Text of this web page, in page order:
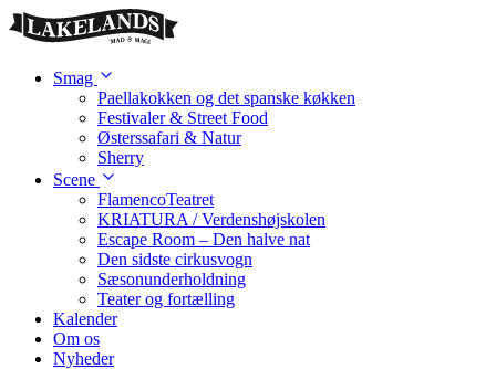
Skip to main content
Smag
Paellakokken og det spanske køkken
Festivaler & Street Food
Østerssafari & Natur
Sherry
Scene
FlamencoTeatret
KRIATURA / Verdenshøjskolen
Escape Room – Den halve nat
Den sidste cirkusvogn
Sæsonunderholdning
Teater og fortælling
Kalender
Om os
Nyheder